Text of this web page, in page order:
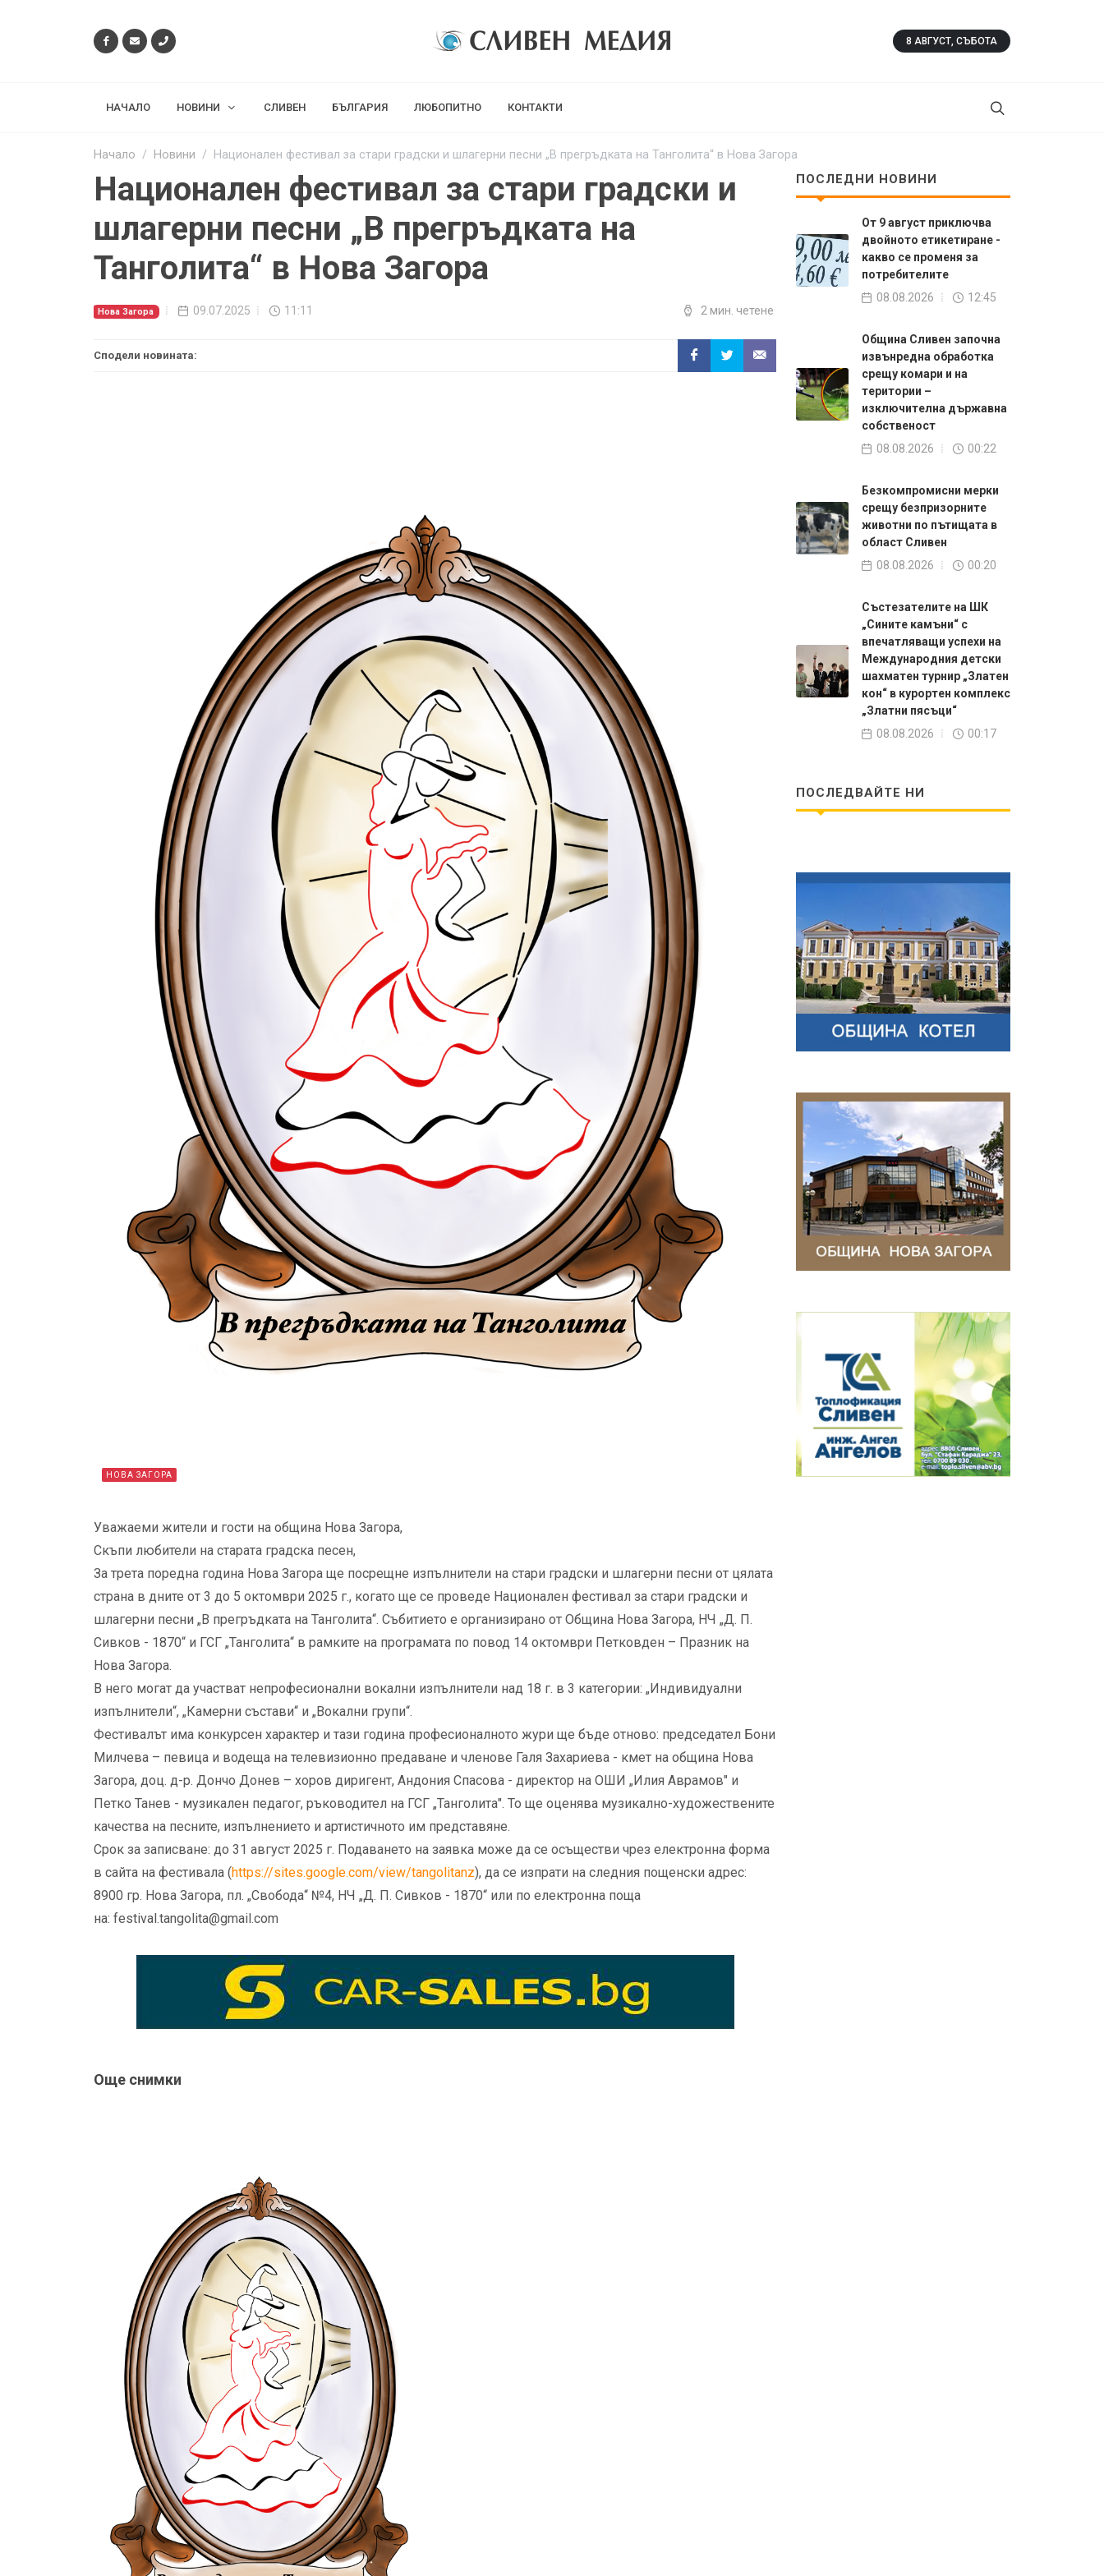
8 АВГУСТ, СЪБОТА
НАЧАЛО НОВИНИ СЛИВЕН БЪЛГАРИЯ ЛЮБОПИТНО КОНТАКТИ
Начало Новини Национален фестивал за стари градски и шлагерни песни „В прегръдката на Танголита“ в Нова Загора
Национален фестивал за стари градски и
шлагерни песни „В прегръдката на
Танголита“ в Нова Загора
Нова Загора 09.07.2025 11:11 2 мин. четене
Сподели новината:
НОВА ЗАГОРА
Уважаеми жители и гости на община Нова Загора,
Скъпи любители на старата градска песен,
За трета поредна година Нова Загора ще посрещне изпълнители на стари градски и шлагерни песни от цялата
страна в дните от 3 до 5 октомври 2025 г., когато ще се проведе Национален фестивал за стари градски и
шлагерни песни „В прегръдката на Танголита“. Събитието е организирано от Община Нова Загора, НЧ „Д. П.
Сивков - 1870“ и ГСГ „Танголита“ в рамките на програмата по повод 14 октомври Петковден – Празник на
Нова Загора.
В него могат да участват непрофесионални вокални изпълнители над 18 г. в 3 категории: „Индивидуални
изпълнители“, „Камерни състави“ и „Вокални групи“.
Фестивалът има конкурсен характер и тази година професионалното жури ще бъде отново: председател Бони
Милчева – певица и водеща на телевизионно предаване и членове Галя Захариева - кмет на община Нова
Загора, доц. д-р. Дончо Донев – хоров диригент, Андония Спасова - директор на ОШИ „Илия Аврамов" и
Петко Танев - музикален педагог, ръководител на ГСГ „Танголита". То ще оценява музикално-художествените
качества на песните, изпълнението и артистичното им представяне.
Срок за записване: до 31 август 2025 г. Подаването на заявка може да се осъществи чрез електронна форма
в сайта на фестивала (https://sites.google.com/view/tangolitanz), да се изпрати на следния пощенски адрес:
8900 гр. Нова Загора, пл. „Свобода“ №4, НЧ „Д. П. Сивков - 1870“ или по електронна поща
на: festival.tangolita@gmail.com
Още снимки
ПОСЛЕДНИ НОВИНИ
От 9 август приключва
двойното етикетиране -
какво се променя за
потребителите
08.08.2026
12:45
Община Сливен започна
извънредна обработка
срещу комари и на
територии –
изключителна държавна
собственост
08.08.2026
00:22
Безкомпромисни мерки
срещу безпризорните
животни по пътищата в
област Сливен
08.08.2026
00:20
Състезателите на ШК
„Сините камъни“ с
впечатляващи успехи на
Международния детски
шахматен турнир „Златен
кон“ в курортен комплекс
„Златни пясъци“
08.08.2026
00:17
ПОСЛЕДВАЙТЕ НИ